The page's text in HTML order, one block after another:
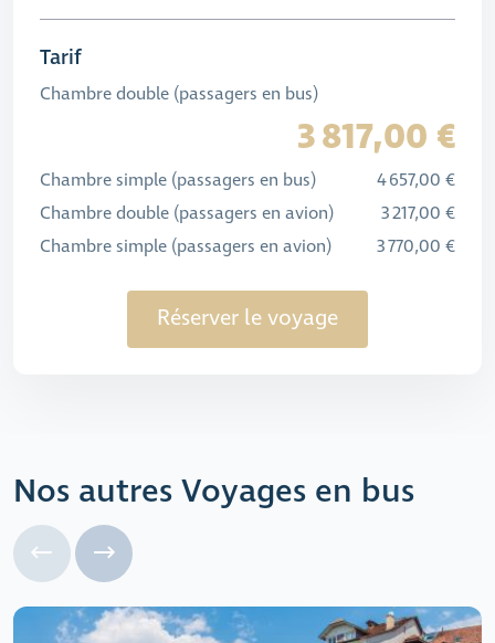
Tarif
Chambre double (passagers en bus)
3 817,00 €
Chambre simple (passagers en bus)
4 657,00 €
Chambre double (passagers en avion)
3 217,00 €
Chambre simple (passagers en avion)
3 770,00 €
Réserver le voyage
Nos autres Voyages en bus